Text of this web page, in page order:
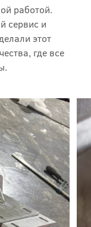
работой.
сервис и
этот
где все